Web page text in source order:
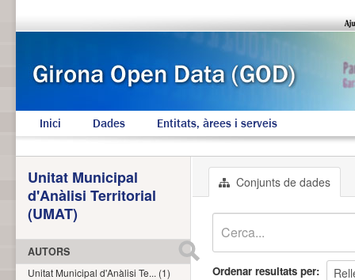
Inici Dades Entitats, àrees i serveis
Conjunts de dades
Ordenar resultats per
Unitat Municipal
d'Anàlisi Territorial
(UMAT)
AUTORS
Unitat Municipal d'Anàlisi Te... (1)